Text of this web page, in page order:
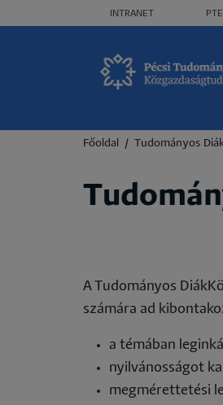
INTRANET PTE
Morzsa
Főoldal Tudományos
A Tudományos
számára ad
a témában
nyilvánosságot
megmérettetési